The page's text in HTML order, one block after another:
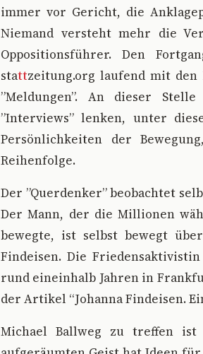
immer vor Gericht, die
Niemand versteht mehr die
Oppositionsführer. Den
stattzeitung.org laufend mit den
”Meldungen”. An dieser
”Interviews” lenken, unter
Persönlichkeiten der
Reihenfolge.
Der ”Querdenker” beobachtet
Der Mann, der die Millionen
bewegte, ist selbst bewegt
Findeisen. Die
rund eineinhalb Jahren in
der Artikel “Johanna Findeisen.
Michael Ballweg zu treffen